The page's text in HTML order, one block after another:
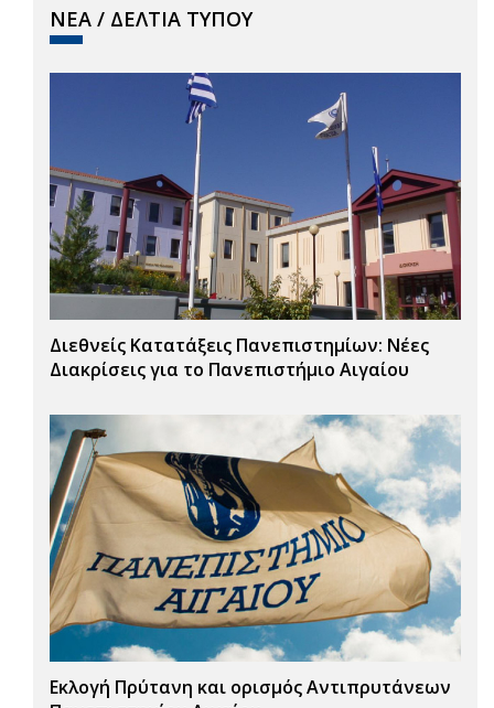
ΝΕΑ / ΔΕΛΤΙΑ ΤΥΠΟΥ
Διεθνείς Κατατάξεις Πανεπιστημίων: Νέες
Διακρίσεις για το Πανεπιστήμιο Αιγαίου
Εκλογή Πρύτανη και ορισμός Αντιπρυτάνεων